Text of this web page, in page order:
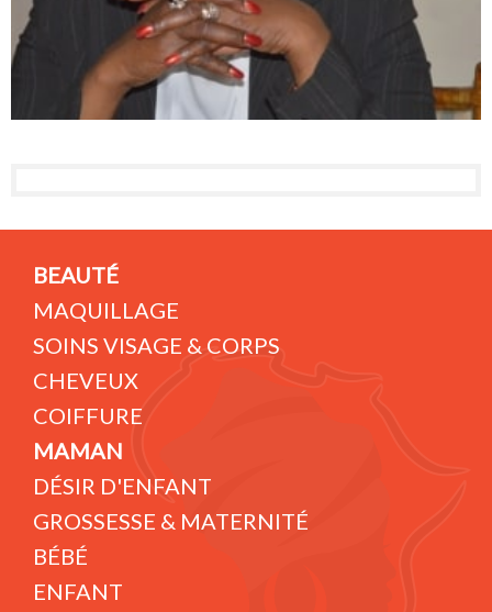
BEAUTÉ
MAQUILLAGE
SOINS VISAGE & CORPS
CHEVEUX
COIFFURE
MAMAN
DÉSIR D'ENFANT
GROSSESSE & MATERNITÉ
BÉBÉ
ENFANT